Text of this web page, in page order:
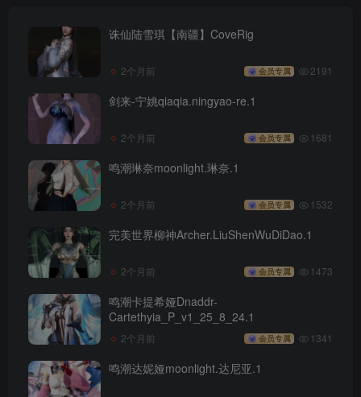
诛仙陆雪琪【南疆】CoveRig
2个月前 会员专属 2191
剑来-宁姚qiaqia.ningyao-re.1
2个月前 会员专属 1681
鸣潮琳奈moonlight.琳奈.1
2个月前 会员专属 1532
完美世界柳神Archer.LiuShenWuDiDao.1
2个月前 会员专属 1473
鸣潮卡提希娅Dnaddr-
Cartethyia_P_v1_25_8_24.1
2个月前 会员专属 1341
鸣潮达妮娅moonlight.达尼亚.1